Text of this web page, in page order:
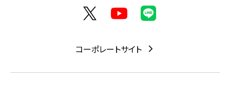
コーポレートサイト